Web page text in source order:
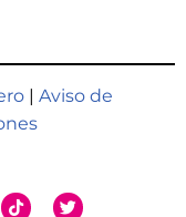
| Aviso de